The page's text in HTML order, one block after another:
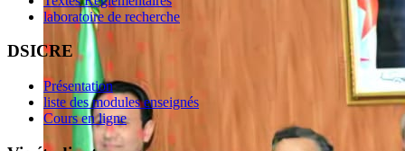
laboratoire de recherche
DSICRE
Présentation
liste des modules enseignés
Cours en ligne